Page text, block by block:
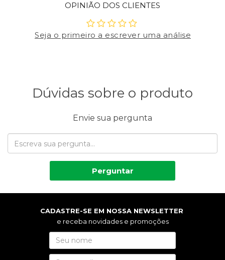
OPINIÃO DOS CLIENTES
Seja o primeiro a escrever uma análise
Dúvidas sobre o produto
Envie sua pergunta
Perguntar
CADASTRE-SE EM NOSSA NEWSLETTER
e receba novidades e promoções